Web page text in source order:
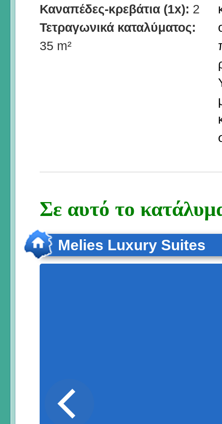
Καναπέδες-κρεβάτια (1x): 2
Τετραγωνικά καταλύματος:
35 m²
Σε αυτό το
Melies Luxury Suites